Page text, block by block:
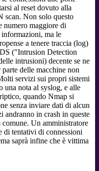
al reset dovuto alla
scan. Non solo questo
numero maggiore di
informazioni, ma le
a tenere traccia (log)
("Intrusion Detection
intrusioni) decente se ne
delle macchine non
servizi sui propri sistemi
una nota al syslog, e alle
quando Nmap si
senza inviare dati di alcun
andranno in crash in queste
Un amministratore
di tentativi di connessioni
saprà infine che è vittima